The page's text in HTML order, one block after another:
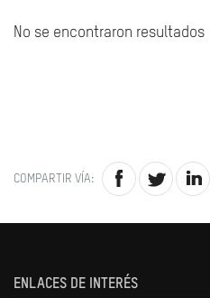
No se encontraron resultados
COMPARTIR VÍA:
ENLACES DE INTERÉS